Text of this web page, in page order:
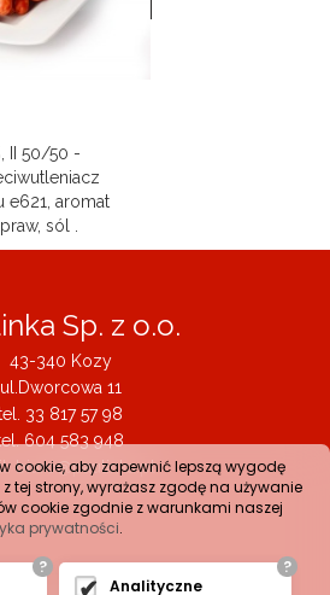
II 50/50 -
e621, aromat
sól .
Sp. z o.o.
43-340 Kozy
ul.Dworcowa 11
33 817 57 98
604 583 948
biuro@paulinka.pl
cookie, aby zapewnić lepszą wygodę
tej strony, wyrażasz zgodę na używanie
cookie zgodnie z warunkami naszej
prywatności.
?
?
Analityczne